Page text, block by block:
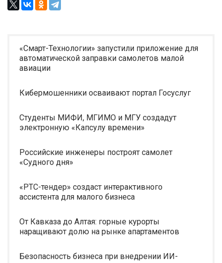
«Смарт-Технологии» запустили приложение для
автоматической заправки самолетов малой
авиации
Кибермошенники осваивают портал Госуслуг
Студенты МИФИ, МГИМО и МГУ создадут
электронную «Капсулу времени»
Российские инженеры построят самолет
«Судного дня»
«РТС-тендер» создаст интерактивного
ассистента для малого бизнеса
От Кавказа до Алтая: горные курорты
наращивают долю на рынке апартаментов
Безопасность бизнеса при внедрении ИИ-